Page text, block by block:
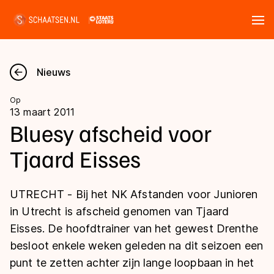
Nieuws
Kalender
Disciplines
Langebaan
Shorttrack
Inlineskaten
Uitslagen
Langebaan
Shorttrack
Marathon
Tijden & historie
Ranglijsten Langebaan
Nieuws
Op
13 maart 2011
Bluesy afscheid voor
Tjaard Eisses
UTRECHT - Bij het NK Afstanden voor Junioren
in Utrecht is afscheid genomen van Tjaard
Eisses. De hoofdtrainer van het gewest Drenthe
besloot enkele weken geleden na dit seizoen een
punt te zetten achter zijn lange loopbaan in het